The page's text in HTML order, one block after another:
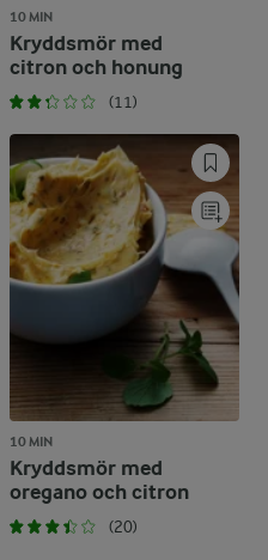
10 MIN
Kryddsmör med
citron och honung
(11)
10 MIN
Kryddsmör med
oregano och citron
(20)